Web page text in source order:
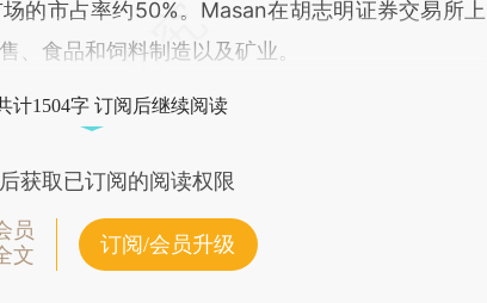
的市占率约50%。Masan在胡志明证券交易所上
、食品和饲料制造以及矿业。
计1504字 订阅后继续阅读
获取已订阅的阅读权限
员
文
订阅/会员升级